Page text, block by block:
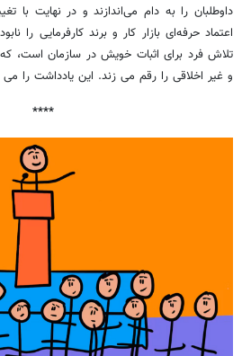
داوطلبان را به دام می‌اندازند و در نهایت با
اعتماد حرفه‌ای بازار کار و برند کارفرمایی را
تلاش فرد برای اثبات خویش در سازمان است،
و غیر اخلاقی را رقم می زند. این یادداشت را می
****